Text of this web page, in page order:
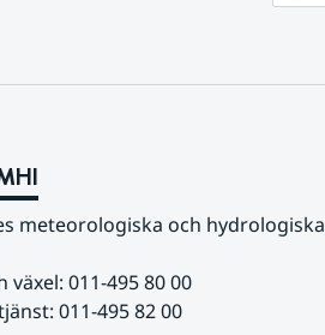
meteorologiska och hydrologiska
växel: 011-495 80 00
011-495 82 00